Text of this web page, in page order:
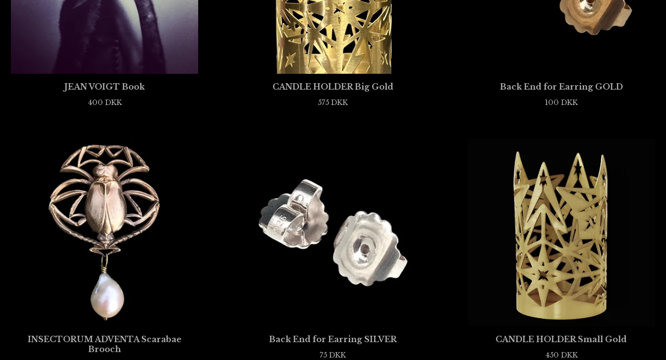
JEAN VOIGT Book
400 DKK
CANDLE HOLDER Big Gold
575DKK
Back End for Earring GOLD
100DKK
INSECTORUM ADVENTA Scarabae
Brooch
Back End for Earring SILVER
75DKK
CANDLE HOLDER Small Gold
450 DKK